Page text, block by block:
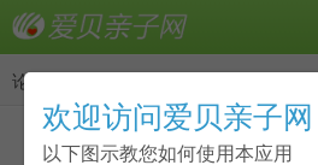
论坛
《母鸡萝丝去散步》适读于
欢迎访问爱贝亲子网
以下图示教您如何使用本应用